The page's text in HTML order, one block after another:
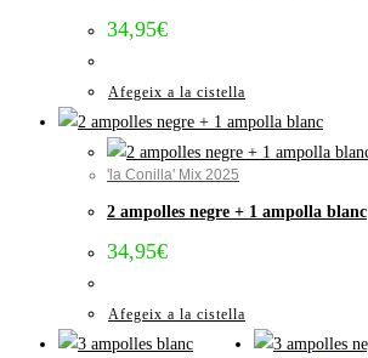
34,95€
Afegeix a la cistella
'la Conilla' Mix 2025
2 ampolles negre + 1 ampolla blanc
34,95€
Afegeix a la cistella